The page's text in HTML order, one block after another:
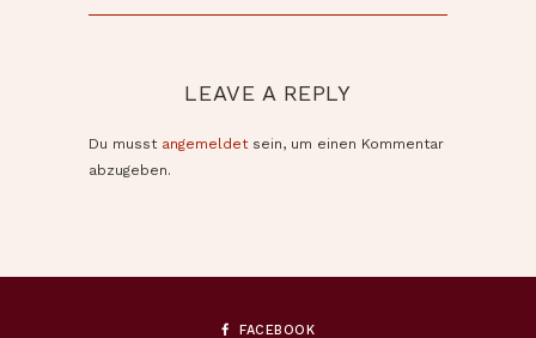
LEAVE A REPLY
Du musst angemeldetsein, um einen Kommentar
abzugeben.
FACEBOOK